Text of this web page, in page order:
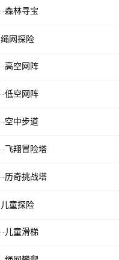
森林寻宝
绳网探险
高空网阵
低空网阵
空中步道
飞翔冒险塔
历奇挑战塔
儿童探险
儿童滑梯